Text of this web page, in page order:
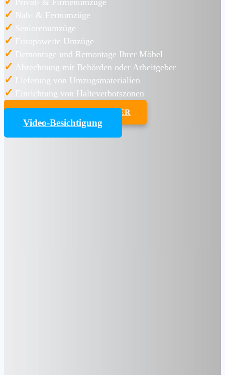
Privat- & Firmenumzüge
✓ Nah- & Fernumzüge
✓ Seniorenumzüge
✓ Europaweite Umzüge
✓ Demontage und Remontage Ihrer Möbel
✓ Abrechnung mit Behörden oder Arbeitgeber
✓ Lieferung von Umzugsmaterialien
✓ Einrichtung von Halteverbotszonen
UMZUGSKOSTENRECHNER
Video-Besichtigung